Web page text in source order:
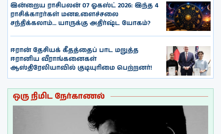
இன்றைய ராசிபலன் 07 ஓகஸ்ட் 2026: இந்த 4
ராசிக்காரர்கள் மனஉளைச்சலை
சந்திக்கலாம்… யாருக்கு அதிர்ஷ்ட யோகம்?
ஈரான் தேசியக் கீதத்தைப் பாட மறுத்த
ஈரானிய வீராங்கனைகள்
ஆஸ்திரேலியாவில் குடியுரிமை பெற்றனர்!
ஒரு நிமிட நேர்காணல்